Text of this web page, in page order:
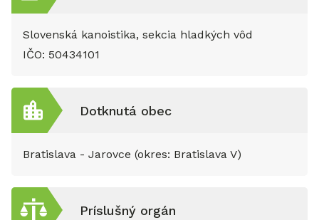
Slovenská kanoistika, sekcia hladkých vôd
IČO: 50434101
Dotknutá obec
Bratislava - Jarovce (okres: Bratislava V)
Príslušný orgán